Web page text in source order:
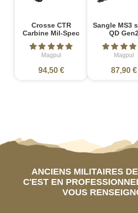
Crosse CTR
Carbine Mil-Spec
Magpul
94,50 €
Sangle MS3
QD
Magpul
87,90 €
ANCIENS MILITAIRES
C'EST EN
VOUS